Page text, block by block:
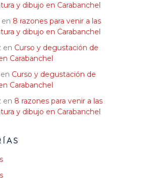
y dibujo en Carabanchel
en 8 razones para venir a las
y dibujo en Carabanchel
en Curso y degustación de
Carabanchel
en Curso y degustación de
Carabanchel
en 8 razones para venir a las
y dibujo en Carabanchel